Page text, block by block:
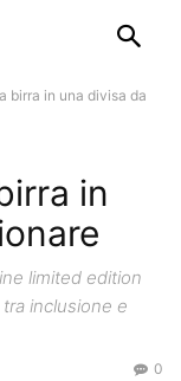
birra in una divisa da
in
limited edition
inclusione e
0